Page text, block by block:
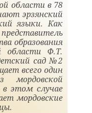
области в 78
эрзянский
языки. Как
образования
области Ф.Т.
сад №2
всего один
мордовской
этом случае
мордовские